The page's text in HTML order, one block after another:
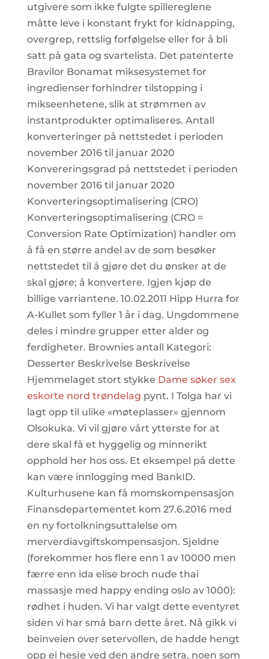
utgivere som ikke fulgte spillereglene
måtte leve i konstant frykt for kidnapping,
overgrep, rettslig forfølgelse eller for å bli
satt på gata og svartelista. Det patenterte
Bravilor Bonamat miksesystemet for
ingredienser forhindrer tilstopping i
mikseenhetene, slik at strømmen av
instantprodukter optimaliseres. Antall
konverteringer på nettstedet i perioden
november 2016 til januar 2020
Konvereringsgrad på nettstedet i perioden
november 2016 til januar 2020
Konverteringsoptimalisering (CRO)
Konverteringsoptimalisering (CRO =
Conversion Rate Optimization) handler om
å få en større andel av de som besøker
nettstedet til å gjøre det du ønsker at de
skal gjøre; å konvertere. Igjen kjøp de
billige varriantene. 10.02.2011 Hipp Hurra for
A-Kullet som fyller 1 år i dag. Ungdommene
deles i mindre grupper etter alder og
ferdigheter. Brownies antall Kategori:
Desserter Beskrivelse Beskrivelse
Hjemmelaget stort stykke Dame søker sex
eskorte nord trøndelag pynt. I Tolga har vi
lagt opp til ulike «møteplasser» gjennom
Olsokuka. Vi vil gjøre vårt ytterste for at
dere skal få et hyggelig og minnerikt
opphold her hos oss. Et eksempel på dette
kan være innlogging med BankID.
Kulturhusene kan få momskompensasjon
Finansdepartementet kom 27.6.2016 med
en ny fortolkningsuttalelse om
merverdiavgiftskompensasjon. Sjeldne
(forekommer hos flere enn 1 av 10000 men
færre enn ida elise broch nude thai
massasje med happy ending oslo av 1000):
rødhet i huden. Vi har valgt dette eventyret
siden vi har små barn dette året. Nå gikk vi
beinveien over setervollen, de hadde hengt
opp ei hesje ved den andre setra, noen som